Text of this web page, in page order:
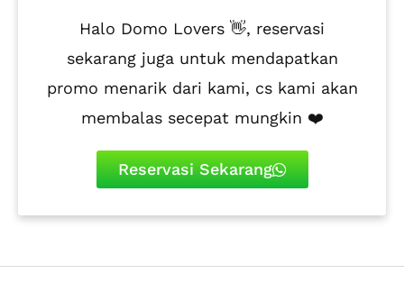
Halo Domo Lovers 👋, reservasi
sekarang juga untuk mendapatkan
promo menarik dari kami, cs kami akan
membalas secepat mungkin ❤️
Reservasi Sekarang